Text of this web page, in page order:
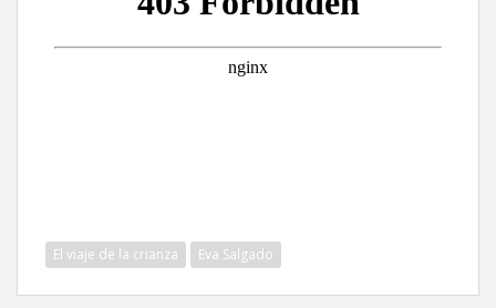
El viaje de la crianza Eva Salgado